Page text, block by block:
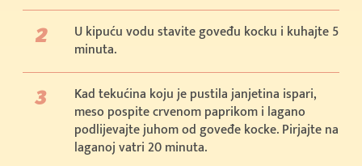
U kipuću vodu stavite goveđu kocku i kuhajte 5
minuta.
Kad tekućina koju je pustila janjetina ispari,
meso pospite crvenom paprikom i lagano
podlijevajte juhom od goveđe kocke. Pirjajte na
laganoj vatri 20 minuta.